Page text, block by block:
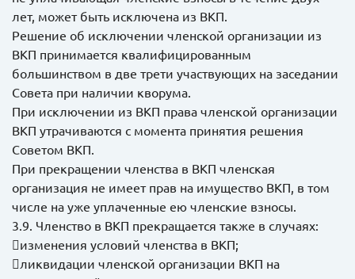
лет, может быть исключена из ВКП.
Решение об исключении членской организации из
ВКП принимается квалифицированным
большинством в две трети участвующих на заседании
Совета при наличии кворума.
При исключении из ВКП права членской организации
ВКП утрачиваются с момента принятия решения
Советом ВКП.
При прекращении членства в ВКП членская
организация не имеет прав на имущество ВКП, в том
числе на уже уплаченные ею членские взносы.
3.9. Членство в ВКП прекращается также в случаях:
изменения условий членства в ВКП;
ликвидации членской организации ВКП на